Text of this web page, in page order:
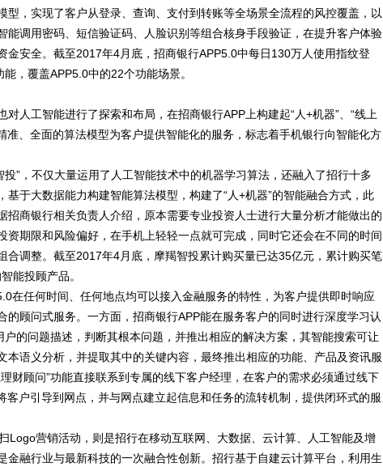
型，实现了客户从登录、查询、支付到转账等全场景全流程的风控覆盖，以
能调用密码、短信验证码、人脸识别等组合核身手段验证，在提升客户体验
金安全。截至2017年4月底，招商银行APP5.0中每日130万人使用指纹登
，覆盖APP5.0中的22个功能场景。
人工智能进行了探索和布局，在招商银行APP上构建起“人+机器”、“线上
准、全面的算法模型为客户提供智能化的服务，标志着手机银行向智能化方
”，不仅大量运用了人工智能技术中的机器学习算法，还融入了招行十多
基于大数据能力构建智能算法模型，构建了“人+机器”的智能融合方式，此
招商银行相关负责人介绍，原本需要专业投资人士进行大量分析才能做出的
资期限和风险偏好，在手机上轻轻一点就可完成，同时它还会在不同的时间
合调整。截至2017年4月底，摩羯智投累计购买量已达35亿元，累计购买笔
能投顾产品。
在任何时间、任何地点均可以接入金融服务的特性，为客户提供即时响应
的顾问式服务。一方面，招商银行APP能在服务客户的同时进行深度学习认
户的问题描述，判断其根本问题，并推出相应的解决方案，其智能搜索可让
本语义分析，并提取其中的关键内容，最终推出相应的功能、产品及资讯服
财顾问”功能直接联系到专属的线下客户经理，在客户的需求必须通过线下
客户引导到网点，并与网点建立起信息和任务的流转机制，提供闭环式的服
Logo营销活动，则是招行在移动互联网、大数据、云计算、人工智能及增
金融行业与最新科技的一次融合性创新。招行基于自建云计算平台，利用生